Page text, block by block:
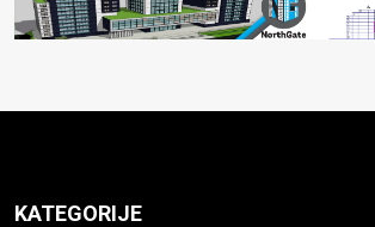
KATEGORIJE